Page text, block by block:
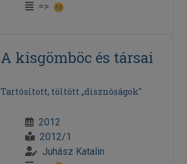
=>
A kisgömböc és társai
Tartósított, töltött „disznóságok"
2012
2012/1
Juhász Katalin